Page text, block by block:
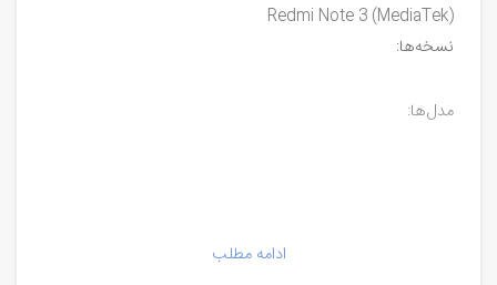
Redmi Note 3 (MediaTek)
نسخه‌ها:
مدل‌ها:
ادامه مطلب